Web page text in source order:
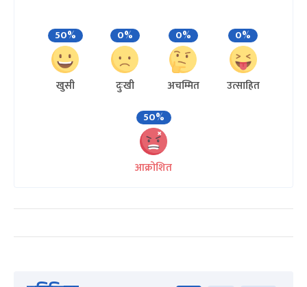
50%
खुसी
0%
दुःखी
0%
अचम्मित
0%
उत्साहित
50%
आक्रोशित